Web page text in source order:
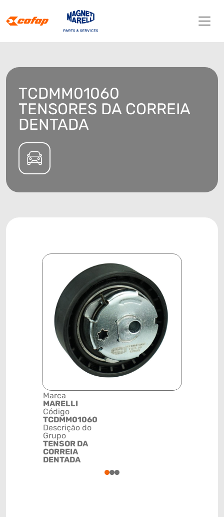
TCDMM01060
TENSORES DA CORREIA
DENTADA
Marca
MARELLI
Código
TCDMM01060
Descrição do
Grupo
TENSOR DA
CORREIA
DENTADA
123